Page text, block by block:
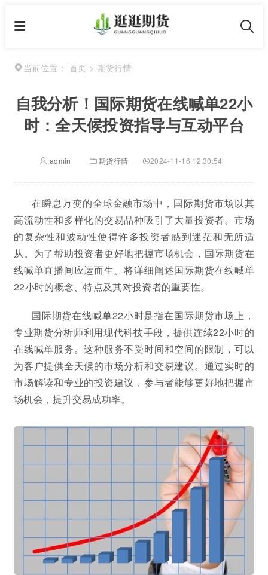
当前位置： 首页 > 期货行情
自我分析！国际期货在线喊单22小
时：全天候投资指导与互动平台
admin 期货行情 2024-11-16 12:30:54
在瞬息万变的全球金融市场中，国际期货市场以其
高流动性和多样化的交易品种吸引了大量投资者。市场
的复杂性和波动性使得许多投资者感到迷茫和无所适
从。为了帮助投资者更好地把握市场机会，国际期货在
线喊单直播间应运而生。将详细阐述国际期货在线喊单
22小时的概念、特点及其对投资者的重要性。
国际期货在线喊单22小时是指在国际期货市场上，
专业期货分析师利用现代科技手段，提供连续22小时的
在线喊单服务。这种服务不受时间和空间的限制，可以
为客户提供全天候的市场分析和交易建议。通过实时的
市场解读和专业的投资建议，参与者能够更好地把握市
场机会，提升交易成功率。